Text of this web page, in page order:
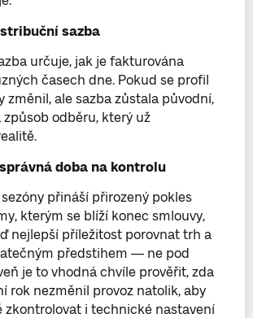
sazba
určuje, jak je fakturována
časech dne. Pokud se profil
změnil, ale sazba zůstala původní,
odběru, který už
doba na kontrolu
přináší přirozený pokles
kterým se blíží konec smlouvy,
nejlepší příležitost porovnat trh a
předstihem — ne pod
je to vhodná chvíle prověřit, zda
rok nezměnil provoz natolik, aby
zkontrolovat i technické nastavení